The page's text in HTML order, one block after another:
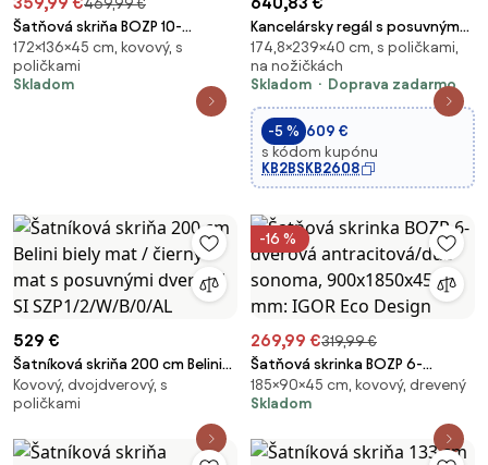
469,99 €
Šatňová skriňa BOZP 10-
dverová biela/orech,
1360x1720x450 mm: BARTEK Eco
Design
172×136×45 cm, kovový, s
poličkami
Skladom
Kancelársky regál s posuvným
panelom BLOCK, 2390 x 400 x
1748, grafitová
174,8×239×40 cm, s poličkami,
na nožičkách
Skladom
Doprava zadarmo
-5 % 609 €
s kódom kupónu
KB2BSKB2608
529 €
Šatníková skriňa 200 cm Belini
biely mat / čierny mat s
posuvnými dverami SI
Kovový, dvojdverový, s
poličkami
-16 %
269,99 €319,99 €
Šatňová skrinka BOZP 6-
dverová antracitová/dub
sonoma, 900x1850x450 mm:
185×90×45 cm, kovový, drevený
Skladom